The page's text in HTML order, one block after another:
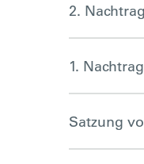
2.
1.
Satzung